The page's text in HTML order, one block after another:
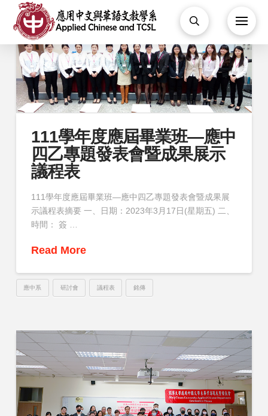
111學年度應屆畢業班—應中
四乙專題發表會暨成果展示
議程表
111學年度應屆畢業班—應中四乙專題發表會暨成果展
示議程表摘要 一、日期：2023年3月17日(星期五) 二、
時間： 簽 …
Read More
應中系 研討會 議程表 銘傳